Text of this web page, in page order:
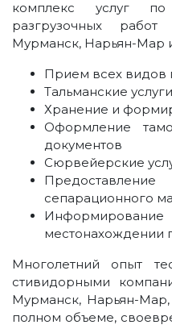
комплекс услуг по
разгрузочных
Мурманск, Нарьян-Мар
Прием всех видов
Тальманские услуги
Хранение и
Оформление
документов
Сюрвейерские
сепарационного
местонахождении
Многолетний опыт
стивидорными
Мурманск, Нарьян-
полном объеме,